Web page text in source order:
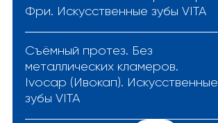
Фри. Искусственные зубы VITA
Cъёмный протез. Без
металлических кламеров.
Ivocap (Ивокап). Искусственные
зубы VITA